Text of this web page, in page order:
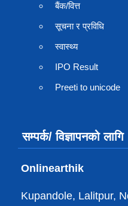
बैंक/वित्त
सूचना र प्रविधि
स्वास्थ्य
IPO Result
Preeti to unicode
सम्पर्क/ विज्ञापनको लागि
Onlinearthik
Kupandole, Lalitpur,